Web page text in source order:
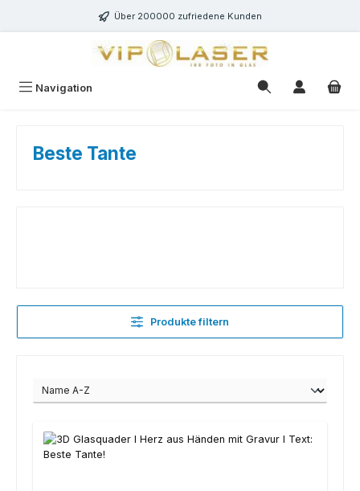
Zum Hauptinhalt springenÜber 200000 zufriedene Kunden
Navigation
Beste Tante
Produkte filtern